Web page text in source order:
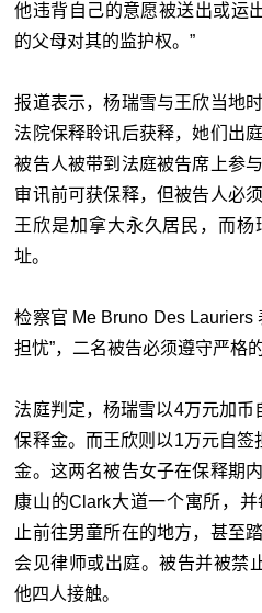
他违背自己的意愿被送出或运
的父母对其的监护权。”
报道表示，杨瑞雪与王欣当地
法院保释聆讯后获释，她们出
被告人被带到法庭被告席上参
审讯前可获保释，但被告人必
王欣是加拿大永久居民，而
址。
检察官 Me Bruno Des Lauriers
担忧”，二名被告必须遵守严格
法庭判定，杨瑞雪以4万元加
保释金。而王欣则以1万元自
金。这两名被告女子在保释期
康山的Clark大道一个寓所，
止前往男童所在的地方，甚至
会见律师或出庭。被告并被禁
他四人接触。